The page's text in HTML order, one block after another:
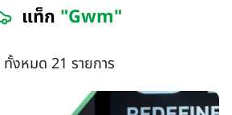
แท็ก "Gwm"
งหมด 21 รายการ